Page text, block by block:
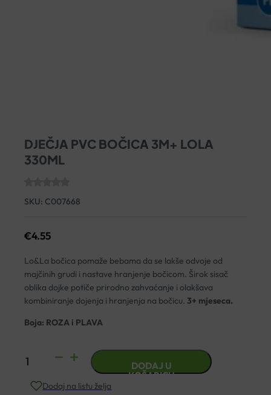
DJEČJA PVC BOČICA 3M+ LOLA
330ML
SKU: C007668
€4.55
Lo&La bočica pomaže bebama da se lakše odvoje od
majčinih grudi i nastave hranjenje bočicom. Širok sisač
oblika dojke potiče prirodno zahvaćanje i olakšava
kombiniranje dojenja i hranjenja na bočicu. 3+ mjeseca.
Boja: ROZA i PLAVA
DJEČJA
BOČICA
DODAJ U
KOŠARICU
Dodaj na listu želja